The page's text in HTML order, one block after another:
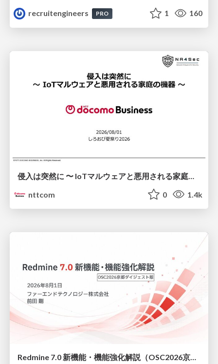
recruitengineers
PRO 1 160
nttcom
0 1.4k
Redmine 7.0 新機能・機能強化解説（OSC2026京都ダイジェスト版）